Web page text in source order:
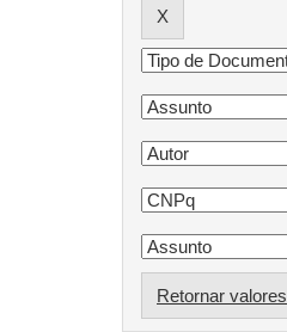
Retornar valores